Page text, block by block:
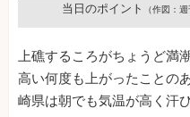
当日のポイント （作図：
上礁するころがちょうど満
高い何度も上がったことの
崎県は朝でも気温が高く汗